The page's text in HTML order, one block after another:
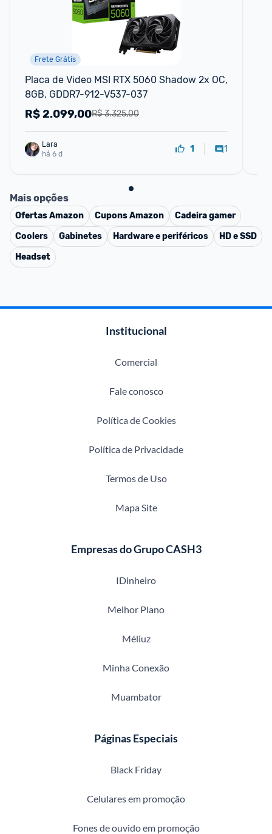
Frete Grátis
Placa de Video MSI RTX 5060 Shadow 2x OC,
8GB, GDDR7-912-V537-037
R$ 3.325,00
R$2.099,00
Lara
há 6 d
1 1
Mais opções
OfertasAmazon CuponsAmazon
Cadeira gamer
Coolers
Gabinetes Hardware e periféricos
HD e SSD
Headset
Institucional
Comercial
Fale conosco
Política de Cookies
Política de Privacidade
Termos de Uso
Mapa Site
Empresas do Grupo CASH3
IDinheiro
Melhor Plano
Méliuz
Minha Conexão
Muambator
Páginas Especiais
Black Friday
Celulares em promoção
Fones de ouvido em promoção